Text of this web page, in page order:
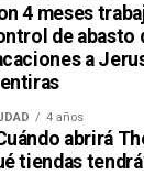
4 meses
de abasto
a
4 años
abrirá
tiendas